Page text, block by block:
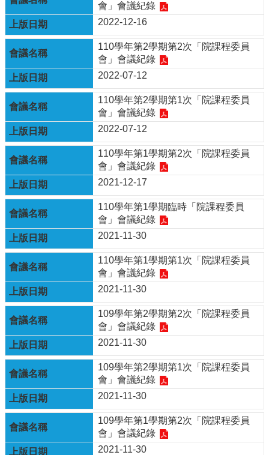
錄
捐
款
專
區
會」會議紀錄
2022-12-16
110學年第2學期第2次「院課程委員
會」會議紀錄
2022-07-12
110學年第2學期第1次「院課程委員
會」會議紀錄
2022-07-12
110學年第1學期第2次「院課程委員
會」會議紀錄
2021-12-17
110學年第1學期臨時「院課程委員
會」會議紀錄
2021-11-30
110學年第1學期第1次「院課程委員
會」會議紀錄
2021-11-30
109學年第2學期第2次「院課程委員
會」會議紀錄
2021-11-30
109學年第2學期第1次「院課程委員
會」會議紀錄
2021-11-30
109學年第1學期第2次「院課程委員
會」會議紀錄
2021-11-30